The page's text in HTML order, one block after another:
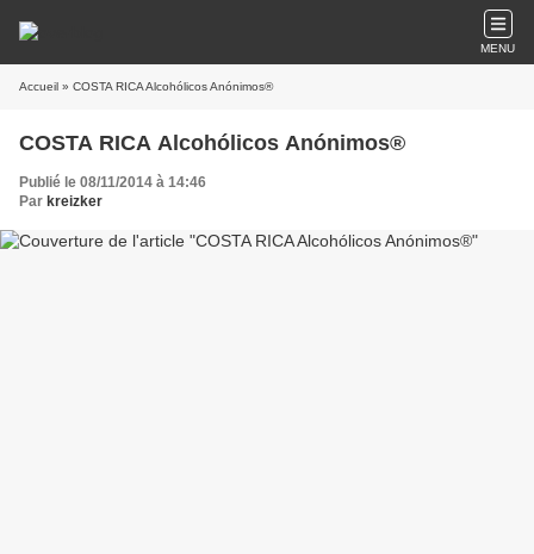
MENU
Accueil » COSTA RICA Alcohólicos Anónimos®
COSTA RICA Alcohólicos Anónimos®
Publié le 08/11/2014 à 14:46
Par kreizker